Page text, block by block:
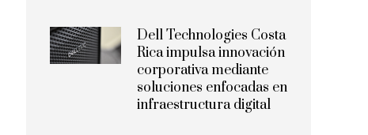
Dell Technologies Costa
Rica impulsa innovación
corporativa mediante
soluciones enfocadas en
infraestructura digital